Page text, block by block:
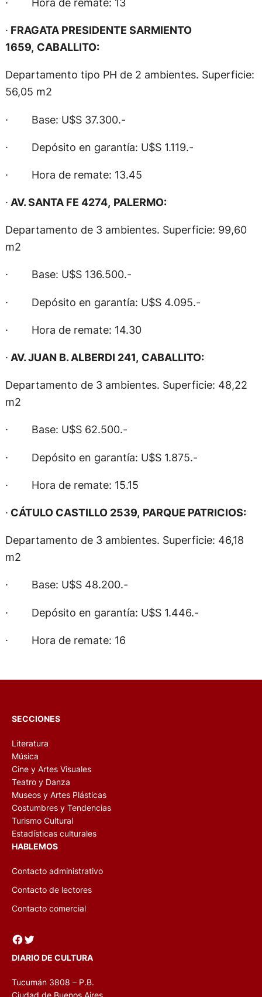
· FRAGATA PRESIDENTE SARMIENTO
1659, CABALLITO:
Departamento tipo PH de 2 ambientes. Superficie:
56,05 m2
· Base: U$S 37.300.-
· Depósito en garantía: U$S 1.119.-
· Hora de remate: 13.45
· AV. SANTA FE 4274, PALERMO:
Departamento de 3 ambientes. Superficie: 99,60
m2
· Base: U$S 136.500.-
· Depósito en garantía: U$S 4.095.-
· Hora de remate: 14.30
· AV. JUAN B. ALBERDI 241, CABALLITO:
Departamento de 3 ambientes. Superficie: 48,22
m2
· Base: U$S 62.500.-
· Depósito en garantía: U$S 1.875.-
· Hora de remate: 15.15
· CÁTULO CASTILLO 2539, PARQUE PATRICIOS:
Departamento de 3 ambientes. Superficie: 46,18
m2
· Base: U$S 48.200.-
· Depósito en garantía: U$S 1.446.-
· Hora de remate: 16
SECCIONES
Literatura
Música
Cine y Artes Visuales
Teatro y Danza
Museos y Artes Plásticas
Costumbres y Tendencias
Turismo Cultural
Estadísticas culturales
HABLEMOS
Contacto administrativo
Contacto de lectores
Contacto comercial
Facebook Twitter
DIARIO DE CULTURA
Tucumán 3808 – P.B.
Ciudad de Buenos Aires